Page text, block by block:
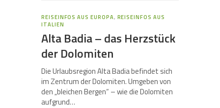
REISEINFOS AUS EUROPA, REISEINFOS AUS
ITALIEN
Alta Badia – das Herzstück
der Dolomiten
Die Urlaubsregion Alta Badia befindet sich
im Zentrum der Dolomiten. Umgeben von
den „bleichen Bergen“ – wie die Dolomiten
aufgrund…